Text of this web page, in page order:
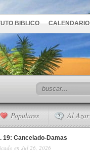
BIBLICO CALENDARIO
Populares Al Azar
19: Cancelado-Damas
en Jul 26, 2026